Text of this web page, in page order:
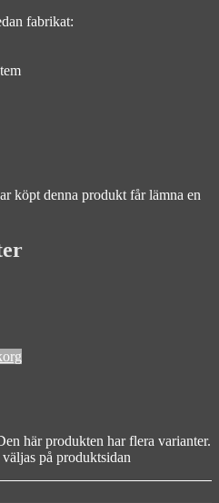
fabrikat:
köpt denna produkt får lämna en
här produkten har flera varianter.
på produktsidan